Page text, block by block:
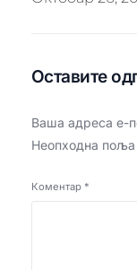
Оставите
Ваша адреса е-
Неопходна поља
Коментар *